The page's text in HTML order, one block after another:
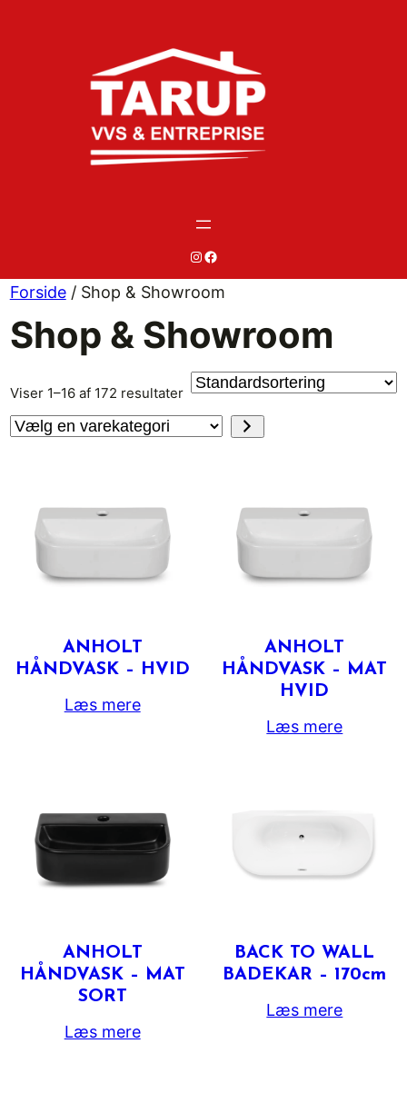
# #
Forside/ Shop & Showroom
Shop & Showroom
Viser 1–16 af 172 resultater
Vælg
ANHOLT
HÅNDVASK – HVID
Læs mere
ANHOLT
HÅNDVASK – MAT
HVID
Læs mere
ANHOLT
HÅNDVASK – MAT
SORT
Læs mere
BACK TO WALL
BADEKAR – 170cm
Læs mere